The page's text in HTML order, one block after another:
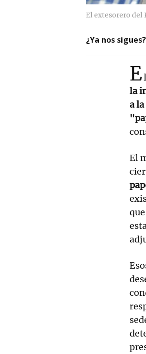
El extesorero del
¿Ya nos sigues?
E
la
a
El